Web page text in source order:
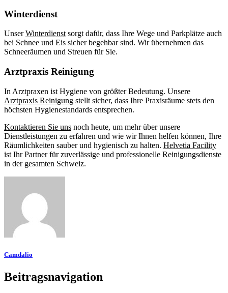
Winterdienst
UnserWinterdienst sorgt dafür, dass Ihre Wege und Parkplätze auch
bei Schnee und Eis sicher begehbar sind. Wir übernehmen das
Schneeräumen und Streuen für Sie.
Arztpraxis Reinigung
In Arztpraxen ist Hygiene von größter Bedeutung. Unsere
Arztpraxis Reinigung stellt sicher, dass Ihre Praxisräume stets den
höchsten Hygienestandards entsprechen.
Kontaktieren Sie uns noch heute, um mehr über unsere
Dienstleistungen zu erfahren und wie wir Ihnen helfen können, Ihre
Räumlichkeiten sauber und hygienisch zu halten. Helvetia Facility
ist Ihr Partner für zuverlässige und professionelle Reinigungsdienste
in der gesamten Schweiz.
Camdalio
Beitragsnavigation